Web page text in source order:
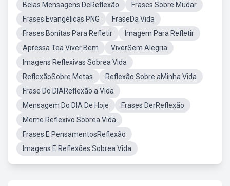
Belas Mensagens DeReflexão
Frases Sobre Mudar
Frases Evangélicas PNG
FraseDa Vida
Frases Bonitas Para Refletir
Imagem Para Refletir
Apressa Tea Viver Bem
ViverSem Alegria
Imagens Reflexivas Sobrea Vida
ReflexãoSobre Metas
Reflexão Sobre aMinha Vida
Frase Do DIAReflexão a Vida
Mensagem Do DIA De Hoje
Frases DerReflexão
Meme Reflexivo Sobrea Vida
Frases E PensamentosReflexão
Imagens E Reflexões Sobrea Vida